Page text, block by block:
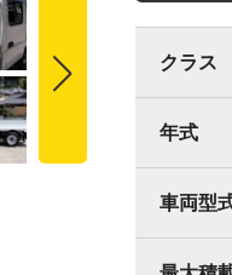
クラス
年式
車両型